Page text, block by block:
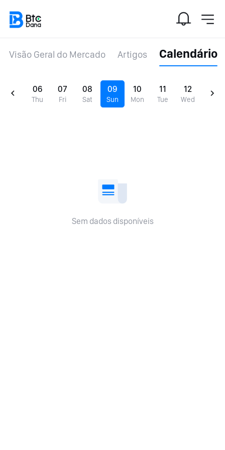
Visão Geral do Mercado Artigos Calendário
06
Thu
07
Fri
08
Sat
09
Sun
10
Mon
11
Tue
12
Wed
Sem dados disponíveis